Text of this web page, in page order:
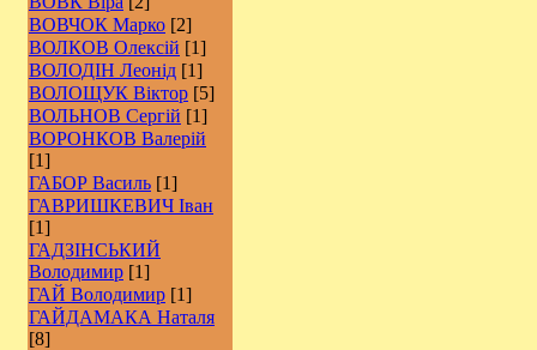
ВОВЧОК Марко [2]
ВОЛКОВ Олексій [1]
ВОЛОДІН Леонід [1]
ВОЛОЩУК Віктор [5]
ВОЛЬНОВ Сергій [1]
ВОРОНКОВ Валерій
[1]
ГАБОР Василь [1]
ГАВРИШКЕВИЧ Іван
[1]
ГАДЗІНСЬКИЙ
Володимир [1]
ГАЙ Володимир [1]
ГАЙДАМАКА Наталя
[8]